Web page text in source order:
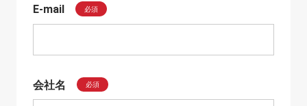
E-mail 必須
会社名 必須